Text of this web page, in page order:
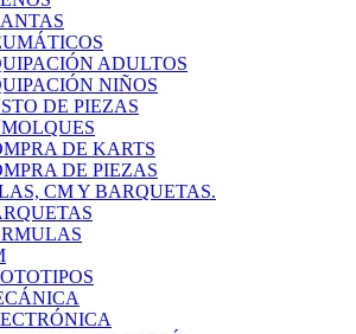
ADULTOS
NIÑOS
DE PIEZAS
DE KARTS
DE PIEZAS
CM Y BARQUETAS.